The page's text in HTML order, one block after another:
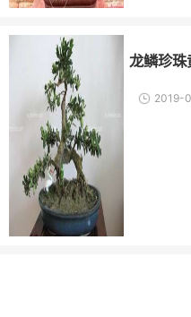
龙鳞珍珠
2019-